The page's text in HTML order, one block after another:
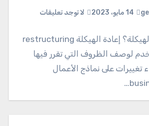
14 مايو، 2023 لا توجد تعليقات
ما هي إعادة الهيكلة؟ إعادة الهيكلة restructuring
لوصف الظروف التي تقرر فيها
تغييرات على نماذج الأعمال